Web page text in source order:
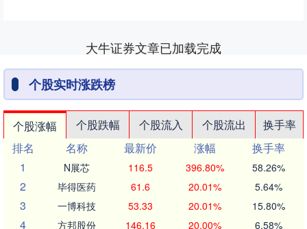
大牛证券文章已加载完成
个股实时涨跌榜
个股涨幅 个股跌幅 个股流入 个股流出
换手率
排名
名称 最新价 涨幅
换手率
1
N展芯 116.5 396.80% 58.26%
2 毕得医药 61.6 20.01% 5.64%
3 一博科技 53.33 20.01% 15.80%
4 方邦股份 146.16 20.00% 6.58%